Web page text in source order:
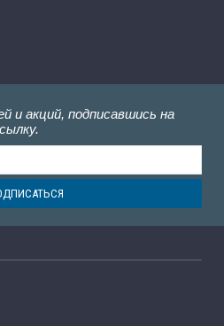
и акций, подписавшись на